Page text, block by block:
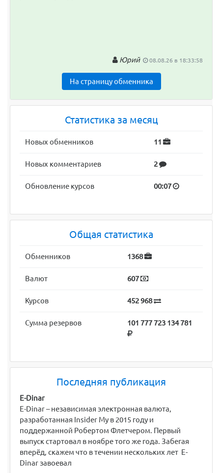
Юрий 08.08.26 в 18:33:58
На страницу обменника
Статистика за месяц
Новых обменников 11
Новых комментариев 2
Обновление курсов 00:07
Общая статистика
Обменников 1368
Валют 607
Курсов 452 968
Сумма резервов 101 777 723 134 781
Последняя публикация
E-Dinar
E-Dinar – независимая электронная валюта,
разработанная Insider My в 2015 году и
поддержанной Робертом Флетчером. Первый
выпуск стартовал в ноябре того же года. Забегая
вперёд, скажем что в течении нескольких лет E-
Dinar завоевал